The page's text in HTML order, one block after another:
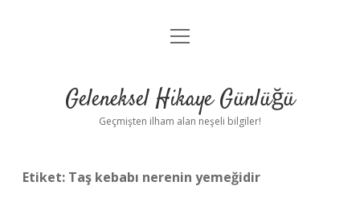
Anasayfa
Yasal Uyarı
menüyü
Geleneksel Hikaye Günlüğü
Geçmişten ilham alan neşeli bilgiler!
Etiket: Taş kebabı nerenin yemeğidir